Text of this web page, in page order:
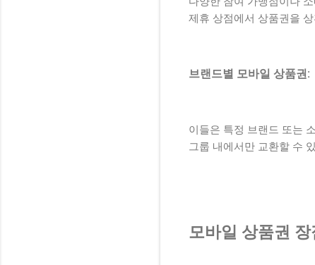
제휴 상점에서 상품권을
브랜드별 모바일 상품권:
이들은 특정 브랜드 또는
그룹 내에서만 교환할 수
모바일 상품권 장